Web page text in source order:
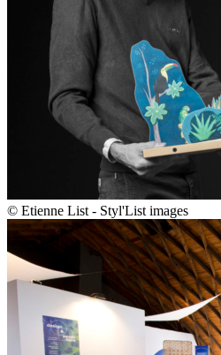
© Etienne List - Styl'List images